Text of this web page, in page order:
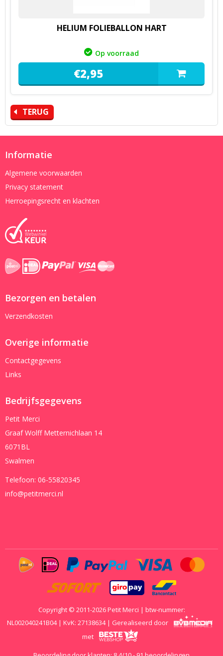
HELIUM FOLIEBALLON HART
Op voorraad
€2,95
TERUG
Informatie
Algemene voorwaarden
Privacy statement
Herroepingsrecht en klachten
Bezorgen en betalen
Verzendkosten
Overige informatie
Contactgegevens
Links
Bedrijfsgegevens
Petit Merci
Graaf Wolff Metternichlaan 14
6071BL
Swalmen
Telefoon: 06-55820345
info@petitmerci.nl
Copyright © 2011-2026 Petit Merci | btw-nummer:
NL002040241B04 | KvK: 27138634 | Gerealiseerd door
met